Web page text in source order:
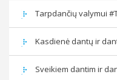
Tarpdančių valymui
Kasdienė dantų ir
Sveikiem dantim ir